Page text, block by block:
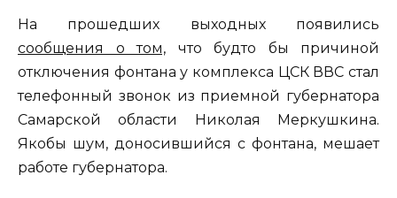
На прошедших выходных появились
сообщения о том, что будто бы причиной
отключения фонтана у комплекса ЦСК ВВС стал
телефонный звонок из приемной губернатора
Самарской области Николая Меркушкина.
Якобы шум, доносившийся с фонтана, мешает
работе губернатора.